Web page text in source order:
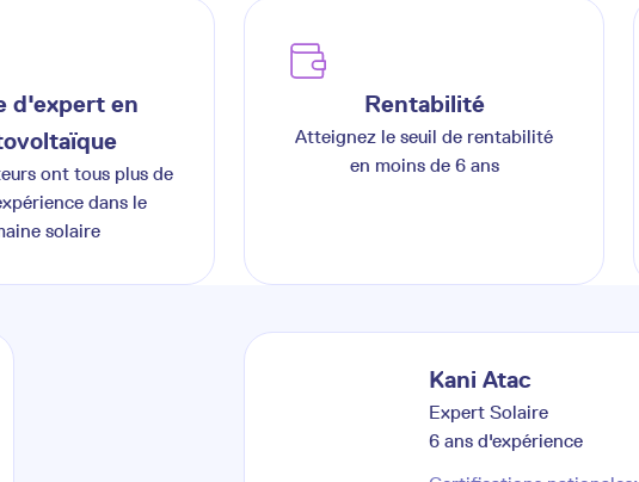
d'expert en
ont tous plus de
dans le
solaire
Rentabilité
Atteignez le seuil de rentabilité
en moins de 6 ans
Kani Atac
Expert Solaire
6 ans d'expérience